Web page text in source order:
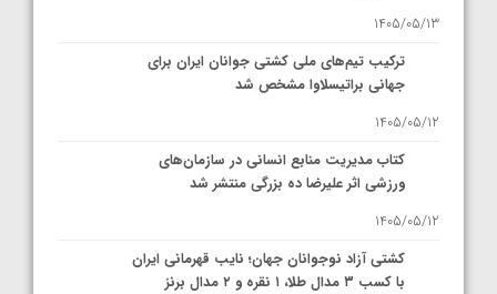
1405/05/13
ترکیب تیم‌های ملی کشتی جوانان ایران برای
جهانی براتیسلاوا مشخص شد
1405/05/12
کتاب مدیریت منابع انسانی در سازمان‌های
ورزشی اثر علیرضا ده بزرگی منتشر شد
1405/05/12
کشتی آزاد نوجوانان جهان؛ نایب قهرمانی ایران
با کسب ۳ مدال طلا، ۱ نقره و ۲ مدال برنز